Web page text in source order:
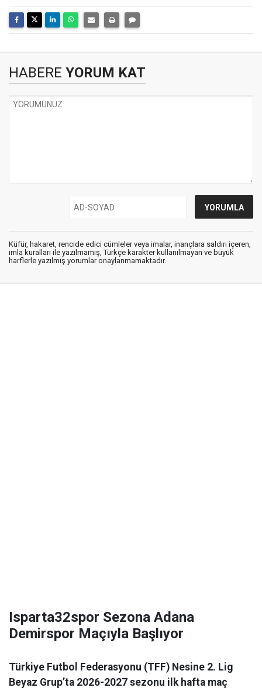
HABERE YORUM KAT
Küfür, hakaret, rencide edici cümleler veya imalar, inançlara saldırı içeren,
imla kuralları ile yazılmamış, Türkçe karakter kullanılmayan ve büyük
harflerle yazılmış yorumlar onaylanmamaktadır.
Isparta32spor Sezona Adana
Demirspor Maçıyla Başlıyor
Türkiye Futbol Federasyonu (TFF) Nesine 2. Lig
Beyaz Grup’ta 2026-2027 sezonu ilk hafta maç